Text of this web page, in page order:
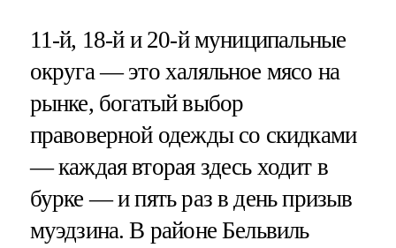
11-й, 18-й и 20-й муниципальные
округа — это халяльное мясо на
рынке, богатый выбор
правоверной одежды со скидками
— каждая вторая здесь ходит в
бурке — и пять раз в день призыв
муэдзина. В районе Бельвиль